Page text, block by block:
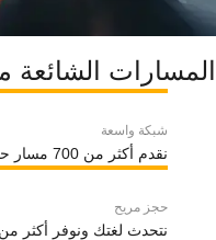
المسارات الشائعة
شبكة واسعة
نقدم أكثر من 700 مسار حول العالم.
حجز مريح
نتحدث لغتك ونوفر أكثر من 20 طريقة